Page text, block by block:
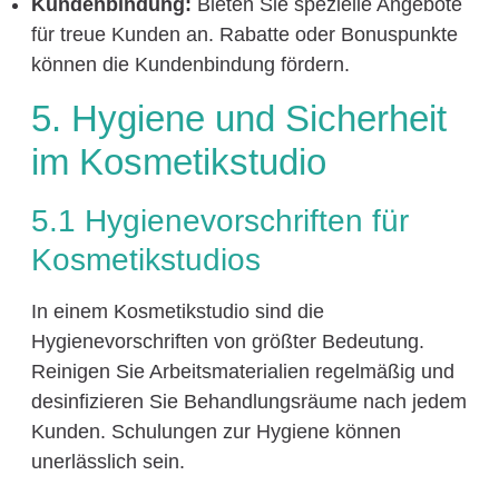
Kundenbindung: Bieten Sie spezielle Angebote
für treue Kunden an. Rabatte oder Bonuspunkte
können die Kundenbindung fördern.
5. Hygiene und Sicherheit
im Kosmetikstudio
5.1 Hygienevorschriften für
Kosmetikstudios
In einem Kosmetikstudio sind die
Hygienevorschriften von größter Bedeutung.
Reinigen Sie Arbeitsmaterialien regelmäßig und
desinfizieren Sie Behandlungsräume nach jedem
Kunden. Schulungen zur Hygiene können
unerlässlich sein.